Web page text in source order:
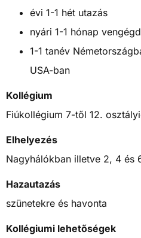
évi 1-1 hét utazás
nyári 1-1 hónap
1-1 tanév
USA-ban
Kollégium
Fiúkollégium 7-től 12.
Elhelyezés
Nagyhálókban illetve 2, 4 és
Hazautazás
szünetekre és havonta
Kollégiumi lehetőségek